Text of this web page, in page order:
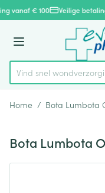
Ga naar de inhoud
1 van 1
vanaf € 100 Veilige
Menu
Product, merk,
Vind snel
Home / Bota Lumbota
Bota Lumbota